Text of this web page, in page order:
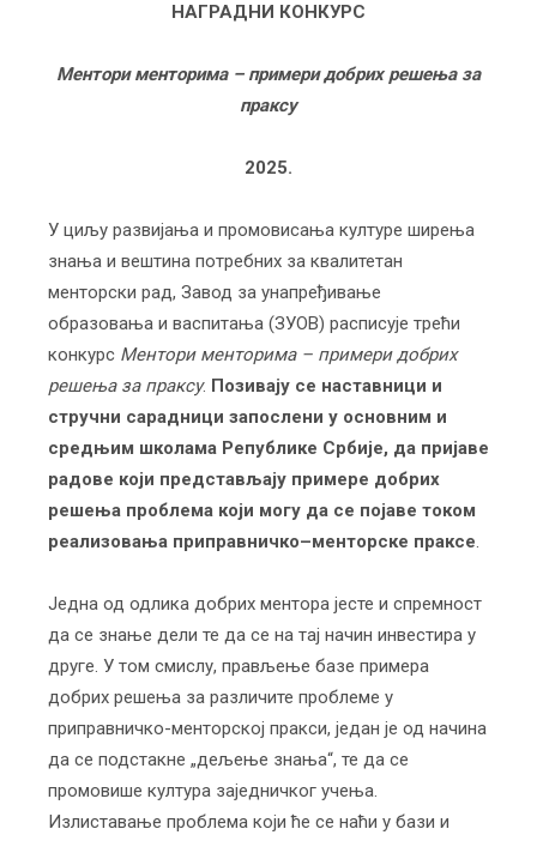
НАГРАДНИ КОНКУРС
Ментори менторима – примери добрих решења за
праксу
2025.
У циљу развијања и промовисања културе ширења
знања и вештина потребних за квалитетан
менторски рад, Завод за унапређивање
образовања и васпитања (ЗУОВ) расписује трећи
конкурс Ментори менторима – примери добрих
решења за праксу. Позивају се наставници и
стручни сарадници запослени у основним и
средњим школама Републике Србије, да пријаве
радове који представљају примере добрих
решења проблема који могу да се појаве током
реализовања приправничко–менторске праксе.
Једна од одлика добрих ментора јесте и спремност
да се знање дели те да се на тај начин инвестира у
друге. У том смислу, прављење базе примера
добрих решења за различите проблеме у
приправничко-менторској пракси, један је од начина
да се подстакне „дељење знања“, те да се
промовише култура заједничког учења.
Излиставање проблема који ће се наћи у бази и